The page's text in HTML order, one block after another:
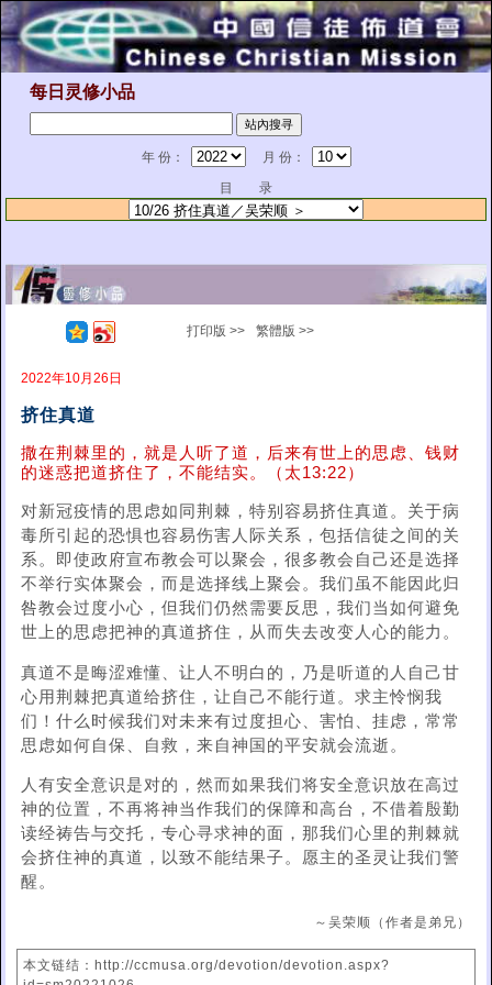
每日灵修小品
年 份：
月 份：
目 录
打印版 >> 繁體版 >>
2022年10月26日
挤住真道
撒在荆棘里的，就是人听了道，后来有世上的思虑、钱财
的迷惑把道挤住了，不能结实。（太13:22）
对新冠疫情的思虑如同荆棘，特别容易挤住真道。关于病
毒所引起的恐惧也容易伤害人际关系，包括信徒之间的关
系。即使政府宣布教会可以聚会，很多教会自己还是选择
不举行实体聚会，而是选择线上聚会。我们虽不能因此归
咎教会过度小心，但我们仍然需要反思，我们当如何避免
世上的思虑把神的真道挤住，从而失去改变人心的能力。
真道不是晦涩难懂、让人不明白的，乃是听道的人自己甘
心用荆棘把真道给挤住，让自己不能行道。求主怜悯我
们！什么时候我们对未来有过度担心、害怕、挂虑，常常
思虑如何自保、自救，来自神国的平安就会流逝。
人有安全意识是对的，然而如果我们将安全意识放在高过
神的位置，不再将神当作我们的保障和高台，不借着殷勤
读经祷告与交托，专心寻求神的面，那我们心里的荆棘就
会挤住神的真道，以致不能结果子。愿主的圣灵让我们警
醒。
～吴荣顺（作者是弟兄）
本文链结：http://ccmusa.org/devotion/devotion.aspx?